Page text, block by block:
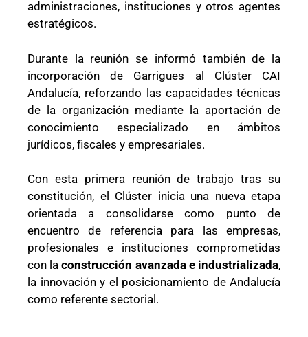
administraciones, instituciones y otros agentes
estratégicos.
Durante la reunión se informó también de la
incorporación de Garrigues al Clúster CAI
Andalucía, reforzando las capacidades técnicas
de la organización mediante la aportación de
conocimiento especializado en ámbitos
jurídicos, fiscales y empresariales.
Con esta primera reunión de trabajo tras su
constitución, el Clúster inicia una nueva etapa
orientada a consolidarse como punto de
encuentro de referencia para las empresas,
profesionales e instituciones comprometidas
con laconstrucción avanzada e industrializada,
la innovación y el posicionamiento de Andalucía
como referente sectorial.